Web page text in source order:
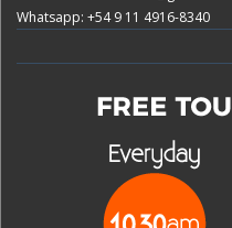
Whatsapp: +54 9 11 4916-8340